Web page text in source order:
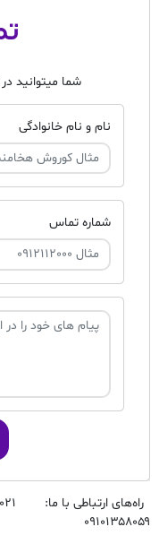
شما میتوانید
نام و نام خانوادگی
شماره تماس
۰۹۱۰۱۳۵۸۰۵۹